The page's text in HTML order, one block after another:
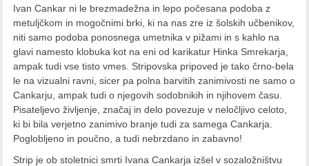
Ivan Cankar ni le brezmadežna in lepo počesana podoba z
metuljčkom in mogočnimi brki, ki na nas zre iz šolskih učbenikov,
niti samo podoba ponosnega umetnika v pižami in s kahlo na
glavi namesto klobuka kot na eni od karikatur Hinka Smrekarja,
ampak tudi vse tisto vmes. Stripovska pripoved je tako črno-bela
le na vizualni ravni, sicer pa polna barvitih zanimivosti ne samo o
Cankarju, ampak tudi o njegovih sodobnikih in njihovem času.
Pisateljevo življenje, značaj in delo povezuje v neločljivo celoto,
ki bi bila verjetno zanimivo branje tudi za samega Cankarja.
Poglobljeno in poučno, a tudi nebrzdano in zabavno!
Strip je ob stoletnici smrti Ivana Cankarja izšel v sozaložništvu